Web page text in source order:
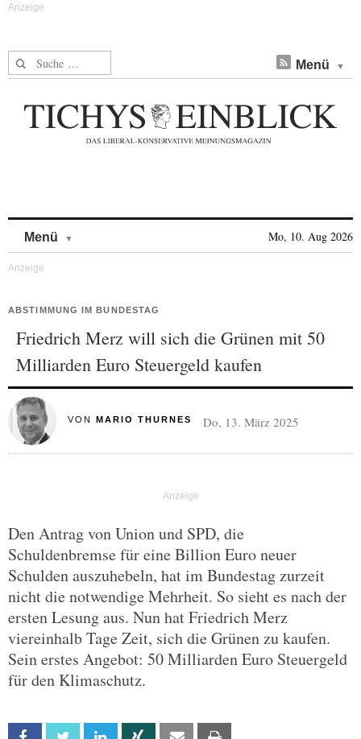
Suche nach: Menü
Menü Mo, 10. Aug 2026
ABSTIMMUNG IM BUNDESTAG
Friedrich Merz will sich die Grünen mit 50
Milliarden Euro Steuergeld kaufen
VON MARIO THURNES Do, 13. März 2025
Den Antrag von Union und SPD, die
Schuldenbremse für eine Billion Euro neuer
Schulden auszuhebeln, hat im Bundestag zurzeit
nicht die notwendige Mehrheit. So sieht es nach der
ersten Lesung aus. Nun hat Friedrich Merz
viereinhalb Tage Zeit, sich die Grünen zu kaufen.
Sein erstes Angebot: 50 Milliarden Euro Steuergeld
für den Klimaschutz.